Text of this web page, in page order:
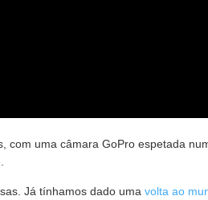
com uma câmara GoPro espetada
Já tínhamos dado uma volta ao